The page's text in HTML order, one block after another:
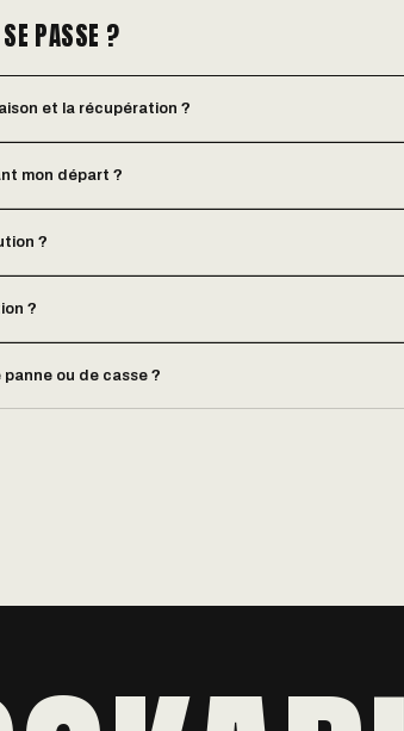
PASSE ?
et la récupération ?
mon départ ?
?
?
ou de casse ?